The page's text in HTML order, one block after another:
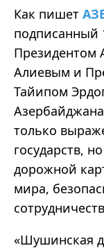
Как пишет
подписанный
Президентом
Алиевым и
Тайипом
только
государств,
дорожной
мира,
«Шушинская